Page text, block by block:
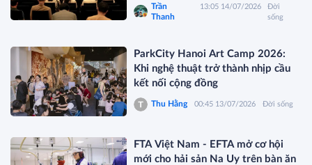
Trần
Thanh
13:05 14/07/2026
Đời
sống
ParkCity Hanoi Art Camp 2026:
Khi nghệ thuật trở thành nhịp cầu
kết nối cộng đồng
Thu Hằng 00:45 13/07/2026 Đời sống
FTA Việt Nam - EFTA mở cơ hội
mới cho hải sản Na Uy trên bàn ăn